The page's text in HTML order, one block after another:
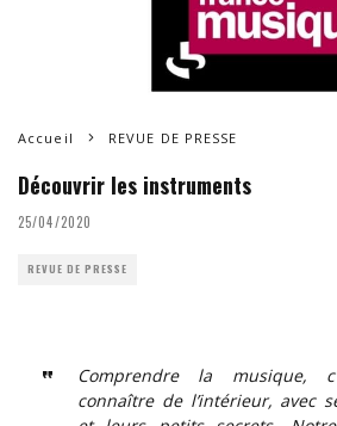
Accueil REVUE DE PRESSE
Découvrir les instruments
25/04/2020
REVUE DE PRESSE
Comprendre la musique,
connaître de l’intérieur, avec